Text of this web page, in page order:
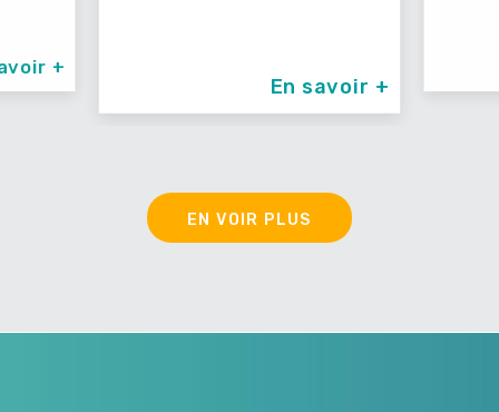
+
En savoir +
EN VOIR PLUS